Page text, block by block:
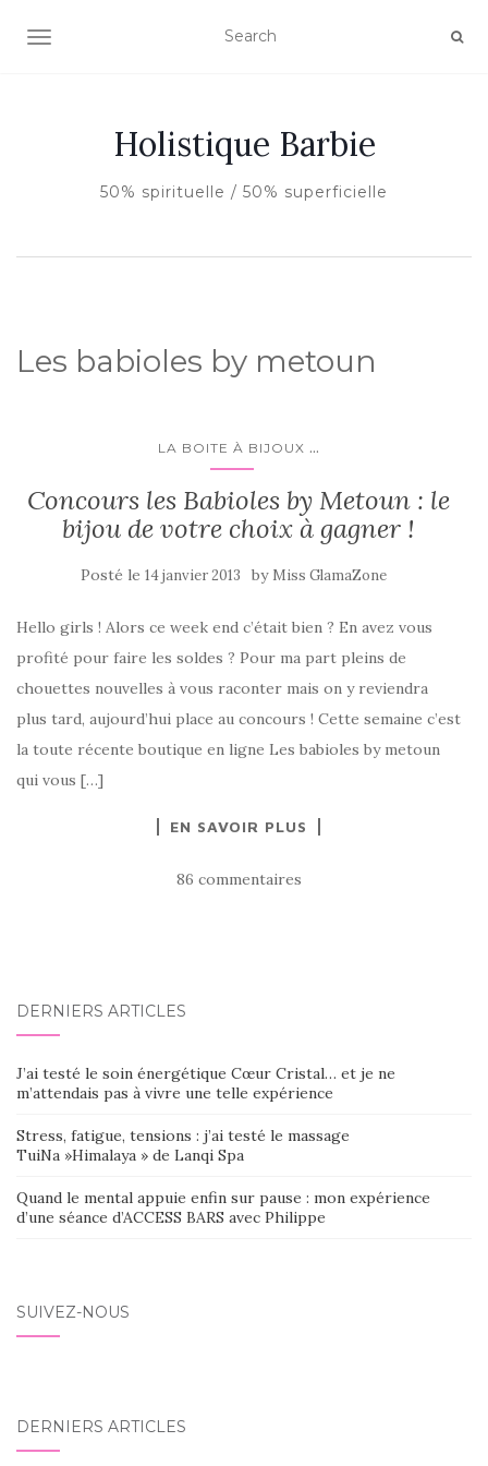
AFFICHER/MASQUER LA NAVIGATION
Holistique Barbie
50% spirituelle / 50% superficielle
Les babioles by metoun
LA BOITE À BIJOUX ...
Concours les Babioles by Metoun : le
bijou de votre choix à gagner !
Posté le 14 janvier 2013 by Miss GlamaZone
Hello girls ! Alors ce week end c’était bien ? En avez vous
profité pour faire les soldes ? Pour ma part pleins de
chouettes nouvelles à vous raconter mais on y reviendra
plus tard, aujourd’hui place au concours ! Cette semaine c’est
la toute récente boutique en ligne Les babioles by metoun
qui vous […]
EN SAVOIR PLUS
86 commentaires
DERNIERS ARTICLES
J’ai testé le soin énergétique Cœur Cristal… et je ne
m’attendais pas à vivre une telle expérience
Stress, fatigue, tensions : j’ai testé le massage
TuiNa »Himalaya » de Lanqi Spa
Quand le mental appuie enfin sur pause : mon expérience
d’une séance d’ACCESS BARS avec Philippe
SUIVEZ-NOUS
DERNIERS ARTICLES